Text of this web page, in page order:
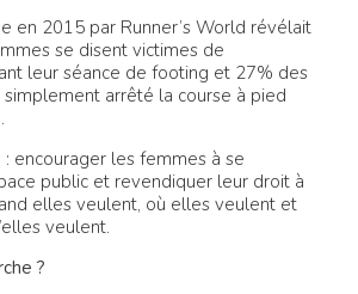
en 2015 par Runner’s World révélait
se disent victimes de
leur séance de footing et 27% des
arrêté la course à pied
: encourager les femmes à se
public et revendiquer leur droit à
elles veulent, où elles veulent et
veulent.
?